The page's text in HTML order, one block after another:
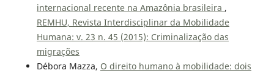
internacional recente na Amazônia brasileira ,
REMHU, Revista Interdisciplinar da Mobilidade
Humana: v. 23 n. 45 (2015): Criminalização das
migrações
Débora Mazza, O direito humano à mobilidade: dois